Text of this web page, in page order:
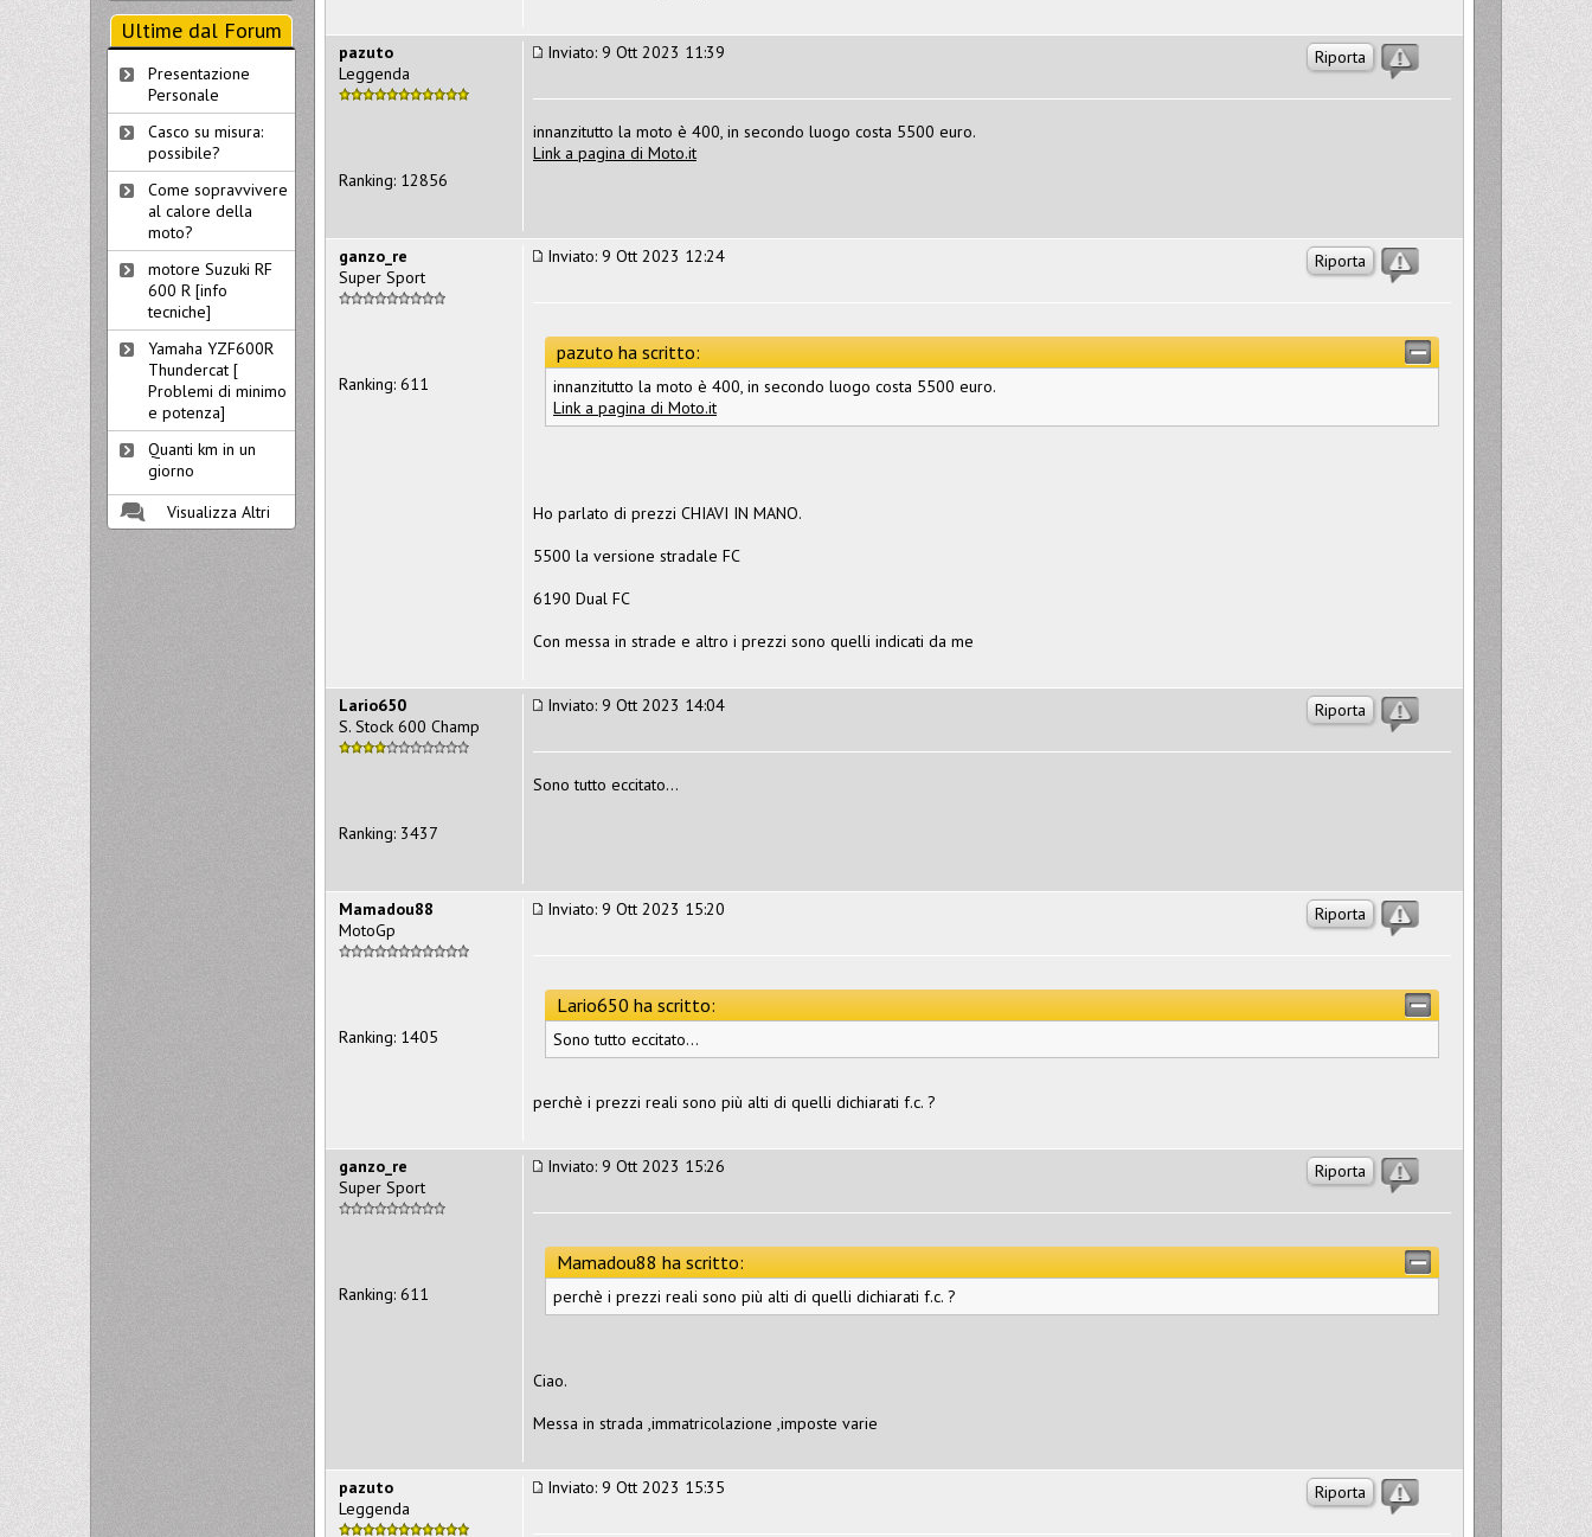
Riporta
Inviato: 9 Ott 2023 11:39
innanzitutto la moto è 400, in secondo luogo costa 5500 euro.
Link a pagina di Moto.it
pazuto
Leggenda
Ranking: 12856
Riporta
Inviato: 9 Ott 2023 12:24
pazuto ha scritto:
innanzitutto la moto è 400, in secondo luogo costa 5500 euro.
Link a pagina di Moto.it
Ho parlato di prezzi CHIAVI IN MANO.
5500 la versione stradale FC
6190 Dual FC
Con messa in strade e altro i prezzi sono quelli indicati da me
ganzo_re
Super Sport
Ranking: 611
Riporta
Inviato: 9 Ott 2023 14:04
Sono tutto eccitato...
Lario650
S. Stock 600 Champ
Ranking: 3437
Riporta
Inviato: 9 Ott 2023 15:20
Lario650 ha scritto:
Sono tutto eccitato...
perchè i prezzi reali sono più alti di quelli dichiarati f.c. ?
Mamadou88
MotoGp
Ranking: 1405
Riporta
Inviato: 9 Ott 2023 15:26
Mamadou88 ha scritto:
perchè i prezzi reali sono più alti di quelli dichiarati f.c. ?
Ciao.
Messa in strada ,immatricolazione ,imposte varie
ganzo_re
Super Sport
Ranking: 611
Riporta
Inviato: 9 Ott 2023 15:35
pazuto
Leggenda
Ultime dal Forum
Presentazione
Personale
Casco su misura:
possibile?
Come sopravvivere
al calore della
moto?
motore Suzuki RF
600 R [info
tecniche]
Yamaha YZF600R
Thundercat [
Problemi di minimo
e potenza]
Quanti km in un
giorno
Visualizza Altri